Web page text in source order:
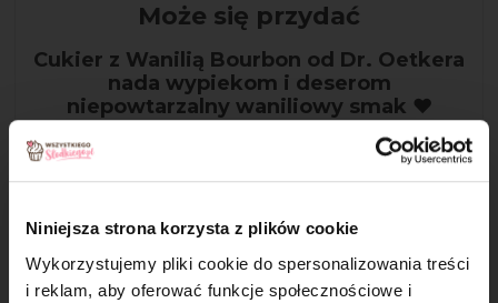
Niniejsza strona korzysta z plików cookie
Wykorzystujemy pliki cookie do spersonalizowania treści
i reklam, aby oferować funkcje społecznościowe i
Może się przydać
Cukier z Wanilią Bourbon od Dr. Oetkera
nada wypiekom i deserom
niepowtarzalny waniliowy smak ❤️